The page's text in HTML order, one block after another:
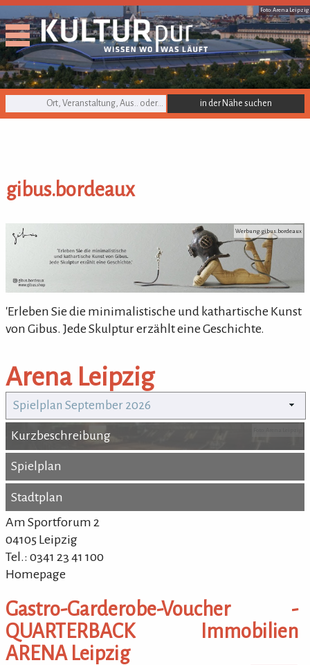
Foto: Arena Leipzig
KULTURpur Suche
gibus.bordeaux
gibus.bordeaux Werbung: gibus.bordeaux
'Erleben Sie die minimalistische und kathartische Kunst
von Gibus. Jede Skulptur erzählt eine Geschichte.
Arena Leipzig
Spielplan September 2026
Kurzbeschreibung
Kurzbeschreibung
Spielplan
Spielplan
Stadtplan
Stadtplan
Am Sportforum 2
04105 Leipzig
Tel.: 0341 23 41 100
Homepage
Gastro-Garderobe-Voucher -
QUARTERBACK Immobilien
ARENA Leipzig